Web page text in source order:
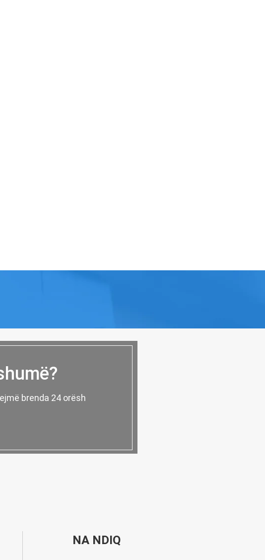
brenda 24 orësh
NA NDIQ